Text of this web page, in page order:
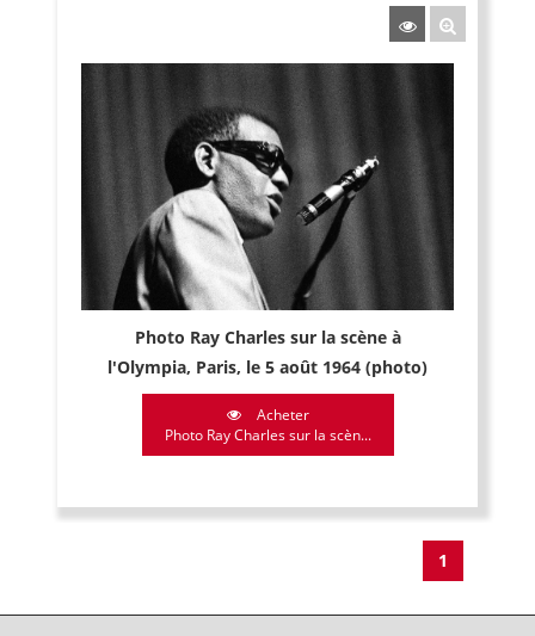
Photo Ray Charles sur la scène à
l'Olympia, Paris, le 5 août 1964 (photo)
Acheter
Photo Ray Charles sur la scèn...
1